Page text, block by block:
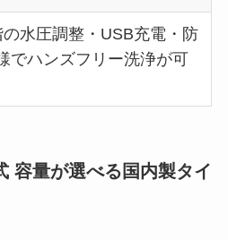
の水圧調整・USB充電・防
でハンズフリー洗浄が可
容量が選べる国内製タイ